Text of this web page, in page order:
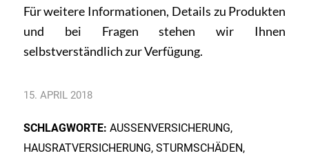
Für weitere Informationen, Details zu Produkten
und bei Fragenstehen wir Ihnen
selbstverständlich zur Verfügung.
15. APRIL 2018
SCHLAGWORTE: AUSSENVERSICHERUNG
,
HAUSRATVERSICHERUNG, STURMSCHÄDEN,